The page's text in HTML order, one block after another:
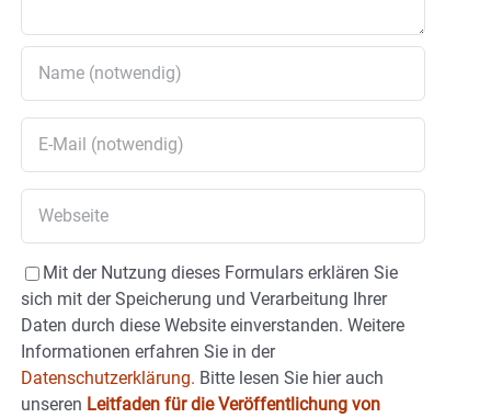
Mit der Nutzung dieses Formulars erklären Sie
sich mit der Speicherung und Verarbeitung Ihrer
Daten durch diese Website einverstanden. Weitere
Informationen erfahren Sie in der
Datenschutzerklärung. Bitte lesen Sie hier auch
unseren Leitfaden für die Veröffentlichung von